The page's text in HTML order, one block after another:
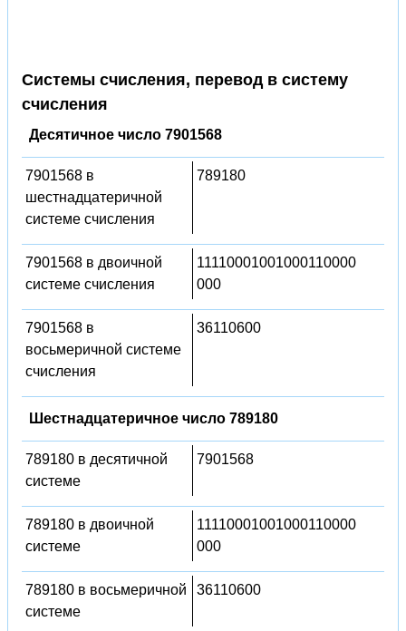
Системы счисления, перевод в систему
счисления
Десятичное число 7901568
7901568 в
шестнадцатеричной
системе счисления
789180
7901568 в двоичной
системе счисления
11110001001000110000
000
7901568 в
восьмеричной системе
счисления
36110600
Шестнадцатеричное число 789180
789180 в десятичной
системе
7901568
789180 в двоичной
системе
11110001001000110000
000
789180 в восьмеричной
системе
36110600